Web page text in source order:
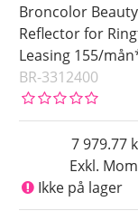
Broncolor Beauty
Reflector for
Leasing 155/
BR-3312400
Exkl.
7 979.77
Ikke på lager